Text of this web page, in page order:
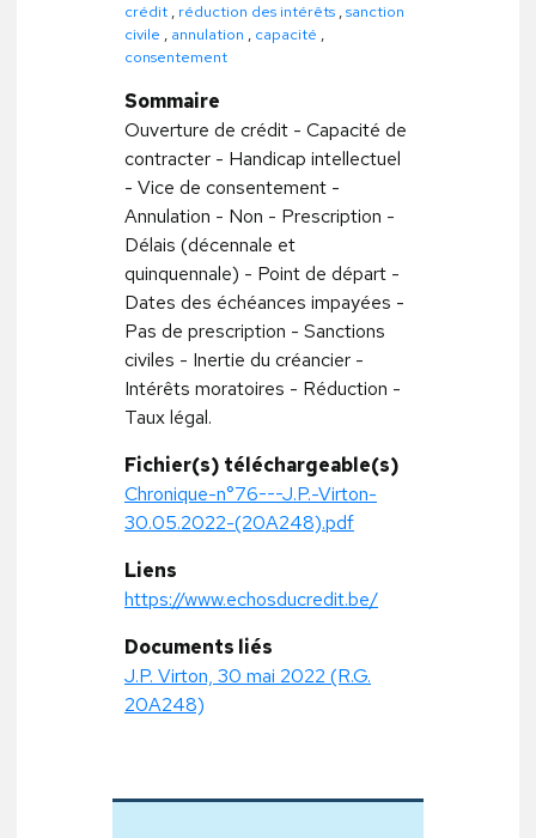
crédit , réduction des intérêts ,sanction
civile , annulation , capacité ,
consentement
Sommaire
Ouverture de crédit - Capacité de
contracter - Handicap intellectuel
- Vice de consentement -
Annulation - Non - Prescription -
Délais (décennale et
quinquennale) - Point de départ -
Dates des échéances impayées -
Pas de prescription - Sanctions
civiles - Inertie du créancier -
Intérêts moratoires - Réduction -
Taux légal.
Fichier(s) téléchargeable(s)
Chronique-n°76---J.P.-Virton-
30.05.2022-(20A248).pdf
Liens
https://www.echosducredit.be/
Documents liés
J.P. Virton, 30 mai 2022 (R.G.
20A248)